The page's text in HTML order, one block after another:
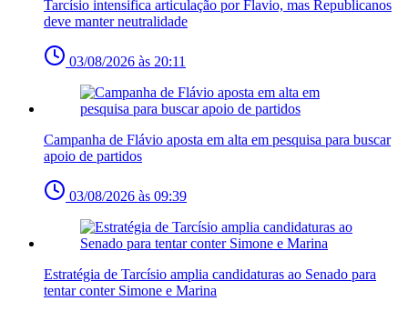
Tarcísio intensifica articulação por Flavio, mas Republicanos
deve manter neutralidade
03/08/2026 às 20:11
Campanha de Flávio aposta em alta em pesquisa para buscar
apoio de partidos
03/08/2026 às 09:39
Estratégia de Tarcísio amplia candidaturas ao Senado para
tentar conter Simone e Marina